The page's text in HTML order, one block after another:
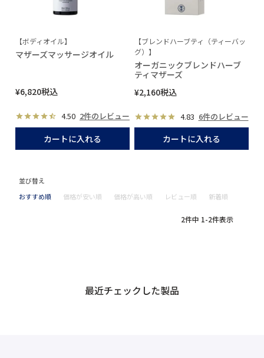
【ボディオイル】
マザーズマッサージオイル
¥6,820税込
4.50 2件のレビュー
カートに入れる
【ブレンドハーブティ（ティーバッ
グ）】
オーガニックブレンドハーブ
ティマザーズ
¥2,160税込
4.83 6件のレビュー
カートに入れる
並び替え
おすすめ順
価格が安い順 価格が高い順 レビュー順 新着順
2件中 1-2件表示
最近チェックした製品